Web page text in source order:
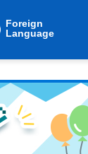
Foreign
Language